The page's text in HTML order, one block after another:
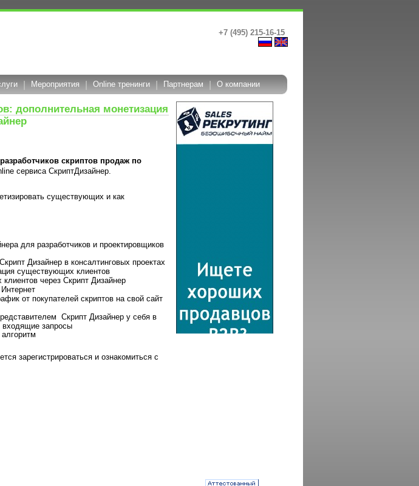
+7 (495) 215-16-15
Мероприятия Online тренинги Партнерам О компании
дополнительная монетизация
скриптов продаж по
сервиса СкриптДизайнер.
существующих и как
для разработчиков и проектировщиков
Дизайнер в консалтинговых проектах
существующих клиентов
через Скрипт Дизайнер
от покупателей скриптов на свой сайт
Скрипт Дизайнер у себя в
входящие запросы
зарегистрироваться и ознакомиться с